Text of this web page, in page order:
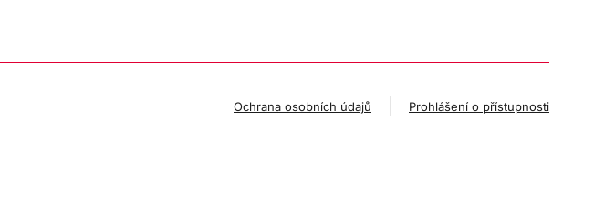
Ochrana osobních údajů Prohlášení o přístupnosti